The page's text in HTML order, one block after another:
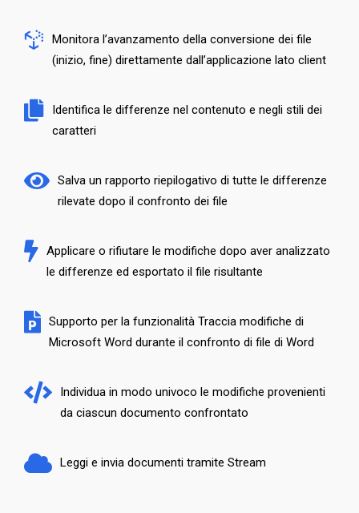
Monitora l’avanzamento della conversione dei file
(inizio, fine) direttamente dall’applicazione lato client
Identifica le differenze nel contenuto e negli stili dei
caratteri
Salva un rapporto riepilogativo di tutte le differenze
rilevate dopo il confronto dei file
Applicare o rifiutare le modifiche dopo aver analizzato
le differenze ed esportato il file risultante
Supporto per la funzionalità Traccia modifiche di
Microsoft Word durante il confronto di file di Word
Individua in modo univoco le modifiche provenienti
da ciascun documento confrontato
Leggi e invia documenti tramite Stream